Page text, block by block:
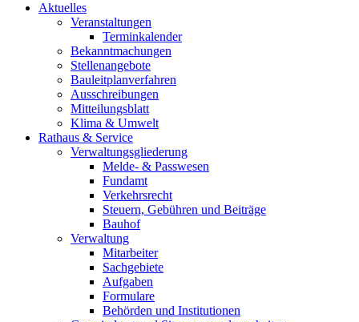
Aktuelles
Veranstaltungen
Terminkalender
Bekanntmachungen
Stellenangebote
Bauleitplanverfahren
Ausschreibungen
Mitteilungsblatt
Klima & Umwelt
Rathaus & Service
Verwaltungsgliederung
Melde- & Passwesen
Fundamt
Verkehrsrecht
Steuern, Gebühren und Beiträge
Bauhof
Verwaltung
Mitarbeiter
Sachgebiete
Aufgaben
Formulare
Behörden und Institutionen